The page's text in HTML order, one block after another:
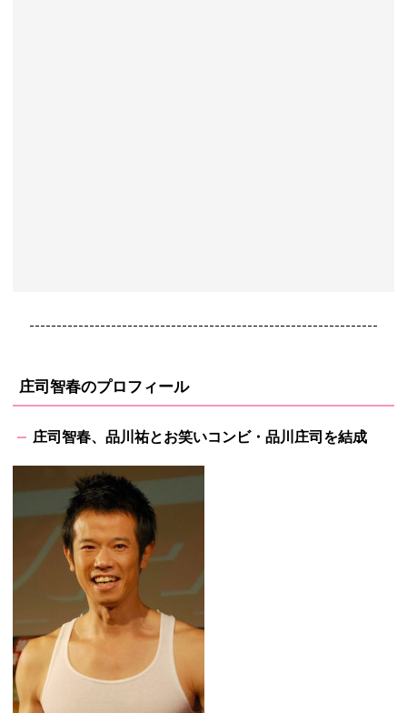
----------------------------------------------------------------
庄司智春のプロフィール
庄司智春、品川祐とお笑いコンビ・品川庄司を結成